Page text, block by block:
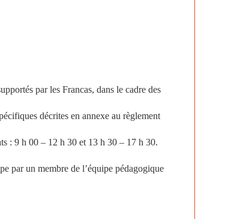
par les Francas, dans le cadre des
décrites en annexe au règlement
: 9 h 00 – 12 h 30 et 13 h 30 – 17 h 30.
par un membre de l’équipe pédagogique